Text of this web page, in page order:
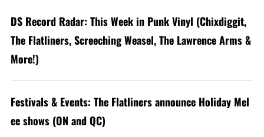
DS Record Radar: This Week in Punk Vinyl (Chixdiggit,
The Flatliners, Screeching Weasel, The Lawrence Arms &
More!)
Festivals & Events: The Flatliners announce Holiday Mel
ee shows (ON and QC)